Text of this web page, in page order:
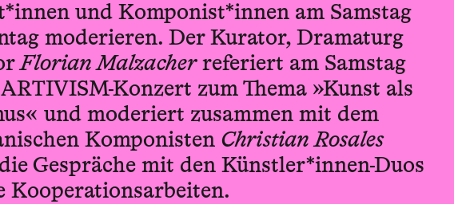
und Komponist*innen am Samstag
moderieren. Der Kurator, Dramaturg
Florian Malzacherreferiert am Samstag
Konzert zum Thema »Kunst als
und moderiert zusammen mit dem
Komponisten Christian Rosales
die Gespräche mit den Künstler*innen-­Duos
Kooperations­arbeiten.